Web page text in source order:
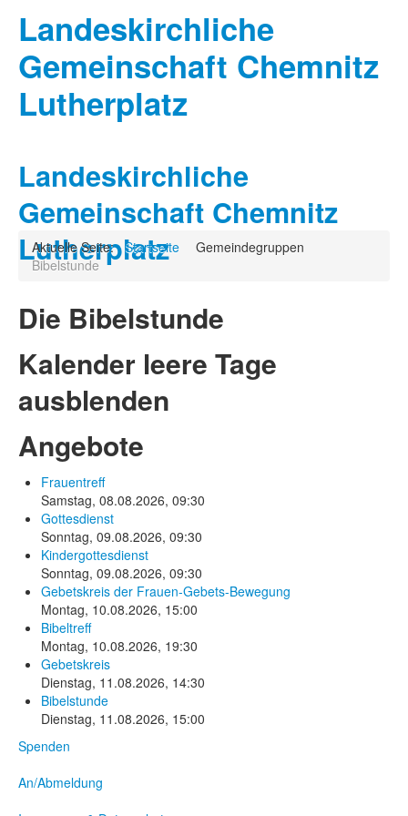
Landeskirchliche
Gemeinschaft Chemnitz
Lutherplatz
Landeskirchliche
Gemeinschaft Chemnitz
Lutherplatz
Aktuelle Seite: Startseite
Gemeindegruppen
Bibelstunde
Die Bibelstunde
Kalender leere Tage
ausblenden
Angebote
Frauentreff
Samstag, 08.08.2026, 09:30
Gottesdienst
Sonntag, 09.08.2026, 09:30
Kindergottesdienst
Sonntag, 09.08.2026, 09:30
Gebetskreis der Frauen-Gebets-Bewegung
Montag, 10.08.2026, 15:00
Bibeltreff
Montag, 10.08.2026, 19:30
Gebetskreis
Dienstag, 11.08.2026, 14:30
Bibelstunde
Dienstag, 11.08.2026, 15:00
Spenden
An/Abmeldung